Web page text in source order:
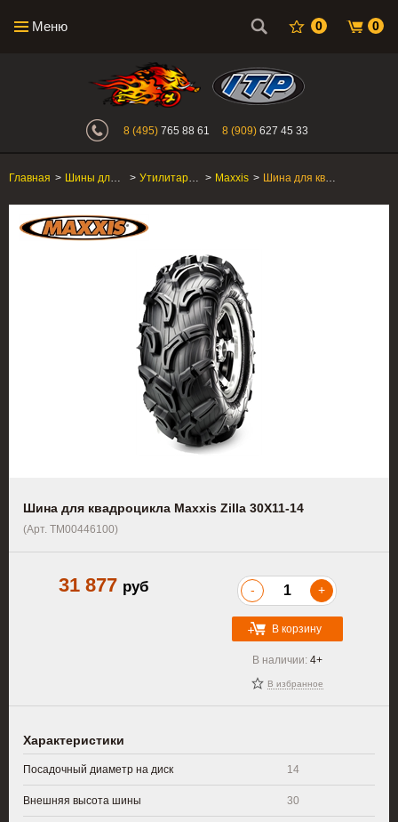
Меню 0 0
Интернет-магазин "Поросенок".
8 (495) 765 88 61 8 (909) 627 45 33
Главная > Шины для квадроцикла > Утилитарные ATV/SxS > Maxxis > Шина для квадроцикла Maxxis Zilla 30X11-14
Шина для квадроцикла Maxxis Zilla 30X11-14
(Арт. TM00446100)
31 877 руб - +
В корзину
В наличии: 4+
В избранное
Характеристики
Посадочный диаметр на диск 14
Внешняя высота шины 30